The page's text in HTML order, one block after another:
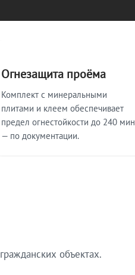
Огнезащита проёма
Комплект с минеральными
плитами и клеем обеспечивает
предел огнестойкости до 240 мин
— по документации.
объектах.